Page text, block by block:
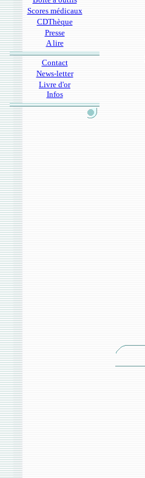
Scores médicaux
CDThèque
Presse
A lire
Contact
News-letter
Livre d'or
Infos